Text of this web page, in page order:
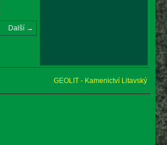
Další →
GEOLIT - Kamenictví Litavský